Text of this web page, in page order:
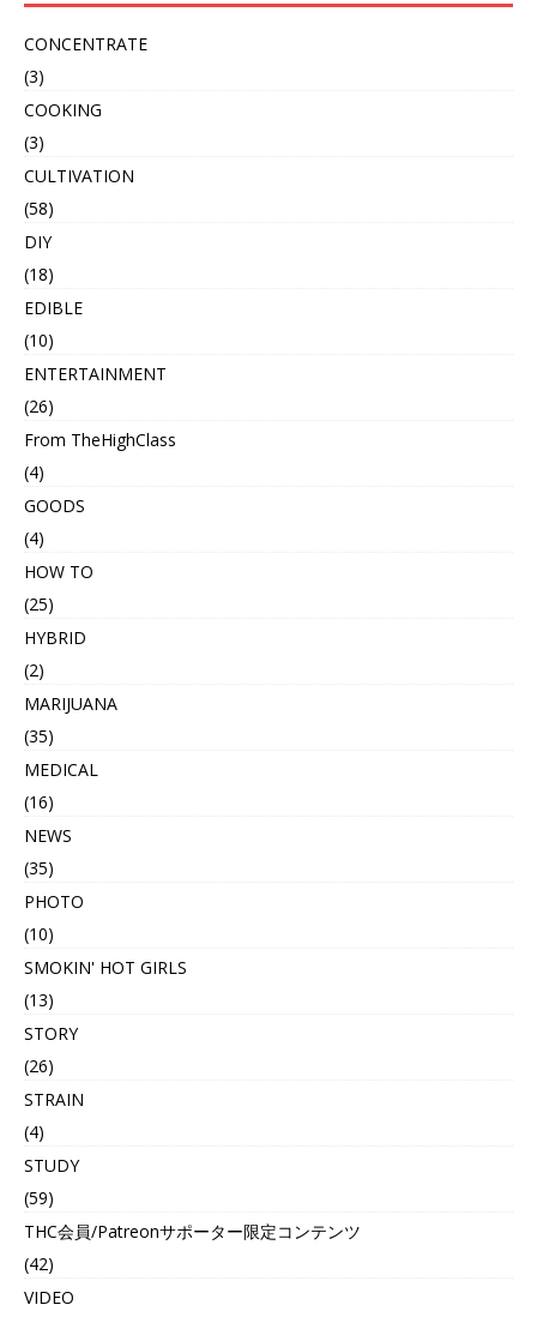
CONCENTRATE
(3)
COOKING
(3)
CULTIVATION
(58)
DIY
(18)
EDIBLE
(10)
ENTERTAINMENT
(26)
From TheHighClass
(4)
GOODS
(4)
HOW TO
(25)
HYBRID
(2)
MARIJUANA
(35)
MEDICAL
(16)
NEWS
(35)
PHOTO
(10)
SMOKIN' HOT GIRLS
(13)
STORY
(26)
STRAIN
(4)
STUDY
(59)
THC会員/Patreonサポーター限定コンテンツ
(42)
VIDEO